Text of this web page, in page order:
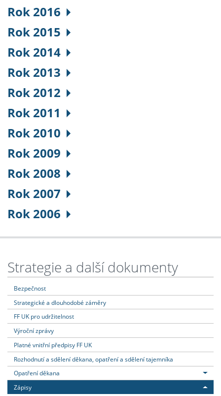
Rok 2016
Rok 2015
Rok 2014
Rok 2013
Rok 2012
Rok 2011
Rok 2010
Rok 2009
Rok 2008
Rok 2007
Rok 2006
Strategie a další dokumenty
Bezpečnost
Strategické a dlouhodobé záměry
FF UK pro udržitelnost
Výroční zprávy
Platné vnitřní předpisy FF UK
Rozhodnutí a sdělení děkana, opatření a sdělení tajemníka
Opatření děkana
Zápisy